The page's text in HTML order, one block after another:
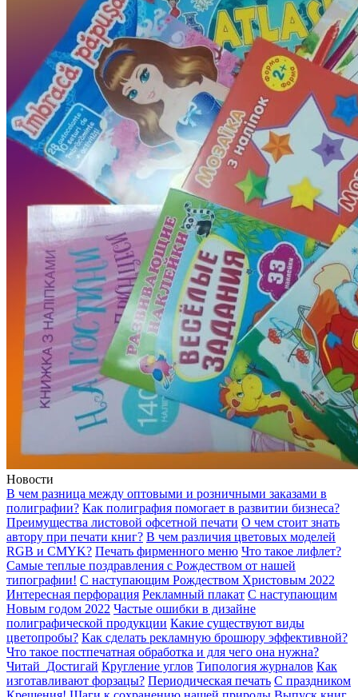
Новости
В чем разница между оптовыми и розничными заказами в
полиграфии? Как полиграфия помогает в развитии бизнеса?
Преимущества листовой офсетной печати О чем стоит знать
автору при печати книг? В чем различия цветовых моделей
RGB и CMYK? Печать фирменного меню Что такое лифлет?
Самые теплые поздравления с Рождеством от нашей
типографии! С наступающим Рождеством Христовым 2022
Интересная перфорация Рекламный плакат С наступающим
Новым годом 2022 Частые ошибки в дизайне
полиграфической продукции Какие существуют виды
цветопробы? Как сделать рекламную брошюру эффективной?
Что такое постпечатная обработка и для чего она нужна?
Читай_Достигай Кругление углов Типология журналов Как
изготавливают форзацы? Периодическая печать С праздником